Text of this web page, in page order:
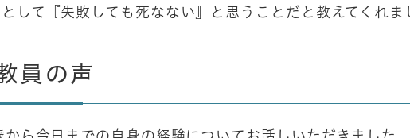
して『失敗しても死なない』と思うことだと教えてくれま
員の声